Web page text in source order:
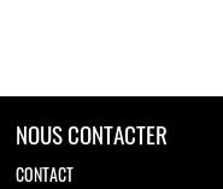
NOUS CONTACTER
CONTACT